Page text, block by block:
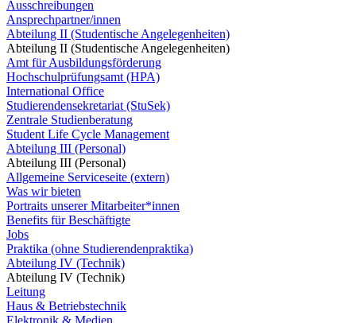
Ausschreibungen
Ansprechpartner/innen
Abteilung II (Studentische Angelegenheiten)
Abteilung II (Studentische Angelegenheiten)
Amt für Ausbildungsförderung
Hochschulprüfungsamt (HPA)
International Office
Studierendensekretariat (StuSek)
Zentrale Studienberatung
Student Life Cycle Management
Abteilung III (Personal)
Abteilung III (Personal)
Allgemeine Serviceseite (extern)
Was wir bieten
Portraits unserer Mitarbeiter*innen
Benefits für Beschäftigte
Jobs
Praktika (ohne Studierendenpraktika)
Abteilung IV (Technik)
Abteilung IV (Technik)
Leitung
Haus & Betriebstechnik
Elektronik & Medien